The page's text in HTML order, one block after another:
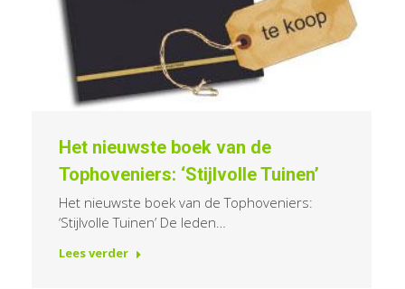
Het nieuwste boek van de
Tophoveniers: ‘Stijlvolle Tuinen’
Het nieuwste boek van de Tophoveniers:
‘Stijlvolle Tuinen’ De leden…
Lees verder